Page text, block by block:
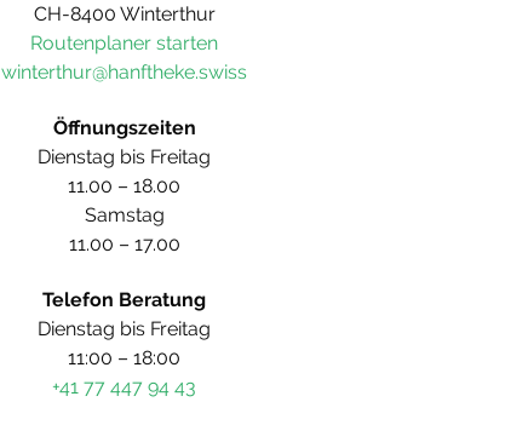
CH-8400 Winterthur
Routenplaner starten
winterthur@hanftheke.swiss
Öffnungszeiten
Dienstag bis Freitag
11.00 – 18.00
Samstag
11.00 – 17.00
Telefon Beratung
Dienstag bis Freitag
11:00 – 18:00
+41 77 447 94 43